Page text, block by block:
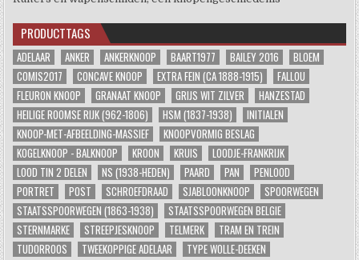
PRODUCTTAGS
ADELAAR ANKER ANKERKNOOP BAART1977 BAILEY 2016
BLOEM
COMIS2017
CONCAVE KNOOP EXTRA FEIN (CA 1888-1915)
FALLOU
FLEURON KNOOP
GRANAAT KNOOP GRIJS WIT ZILVER
HANZESTAD
HEILIGE ROOMSE RIJK (962-1806)
HSM (1837-1938)
INITIALEN
KNOOP-MET-AFBEELDING-MASSIEF
KNOOPVORMIG BESLAG
KOGELKNOOP - BALKNOOP
KROON KRUIS
LOODJE-FRANKRIJK
LOOD TIN 2 DELEN
NS (1938-HEDEN) PAARD PAN
PENLOOD
PORTRET
POST SCHROEFDRAAD SJABLOONKNOOP
SPOORWEGEN
STAATSSPOORWEGEN (1863-1938)
STAATSSPOORWEGEN BELGIE
STERNMARKE
STREEPJESKNOOP TELMERK
TRAM EN TREIN
TUDORROOS
TWEEKOPPIGE ADELAAR
TYPE WOLLE-DEEKEN